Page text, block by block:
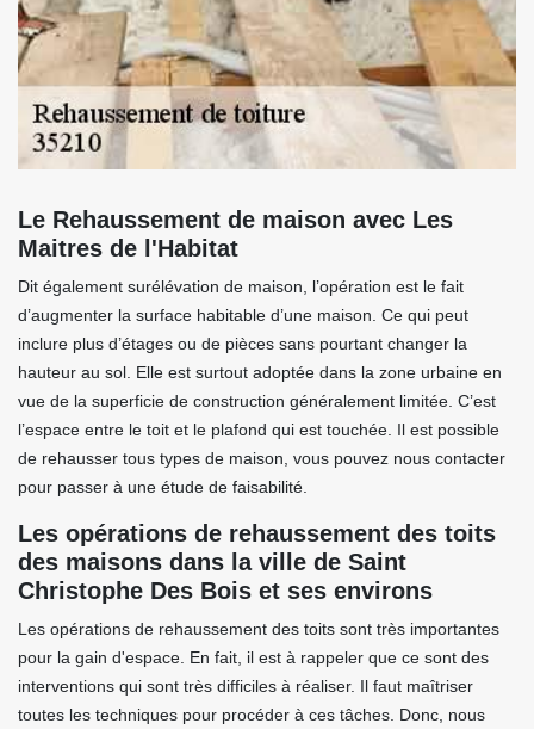
Le Rehaussement de maison avec Les
Maitres de l'Habitat
Dit également surélévation de maison, l’opération est le fait
d’augmenter la surface habitable d’une maison. Ce qui peut
inclure plus d’étages ou de pièces sans pourtant changer la
hauteur au sol. Elle est surtout adoptée dans la zone urbaine en
vue de la superficie de construction généralement limitée. C’est
l’espace entre le toit et le plafond qui est touchée. Il est possible
de rehausser tous types de maison, vous pouvez nous contacter
pour passer à une étude de faisabilité.
Les opérations de rehaussement des toits
des maisons dans la ville de Saint
Christophe Des Bois et ses environs
Les opérations de rehaussement des toits sont très importantes
pour la gain d'espace. En fait, il est à rappeler que ce sont des
interventions qui sont très difficiles à réaliser. Il faut maîtriser
toutes les techniques pour procéder à ces tâches. Donc, nous